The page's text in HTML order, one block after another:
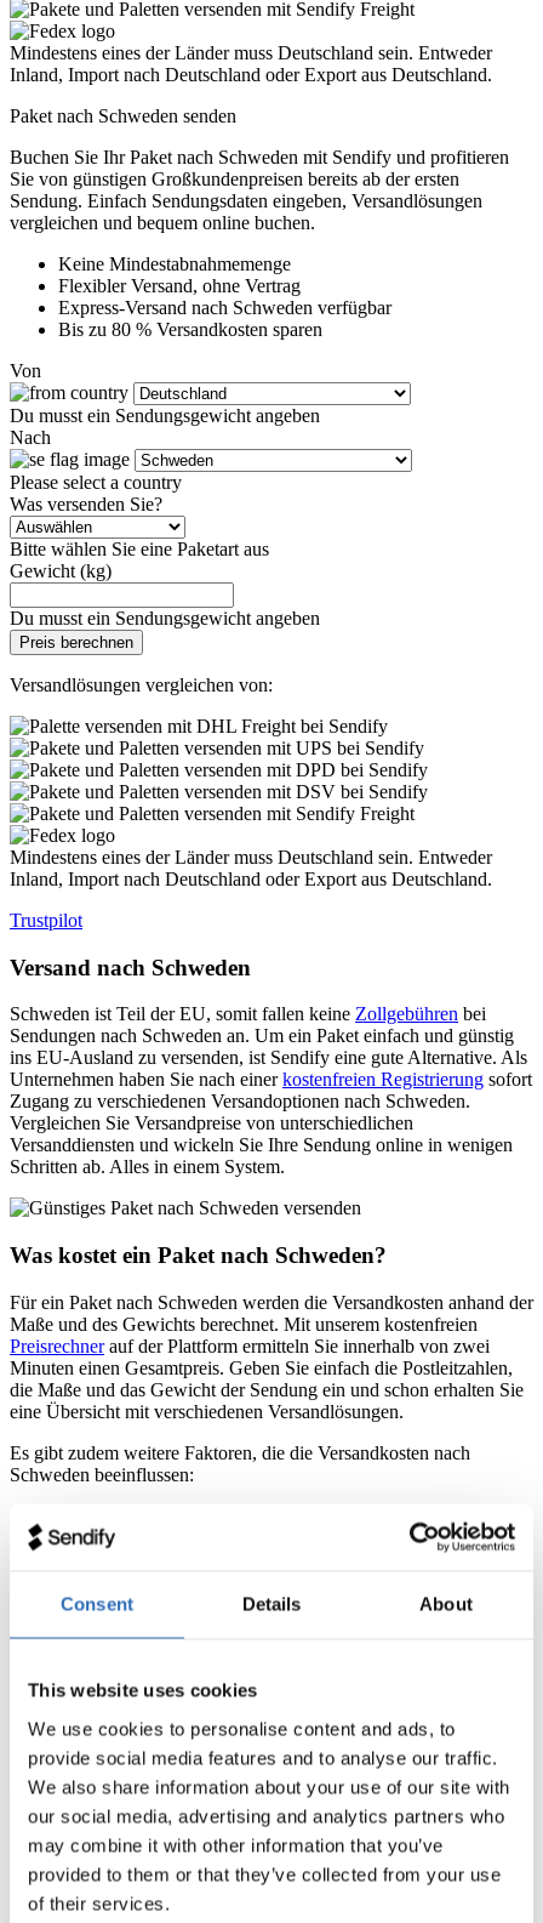
Consent Details About
This website uses cookies
We use cookies to personalise content and ads, to
provide social media features and to analyse our traffic.
We also share information about your use of our site with
our social media, advertising and analytics partners who
may combine it with other information that you’ve
provided to them or that they’ve collected from your use
of their services.
Mindestens eines der Länder muss Deutschland sein. Entweder
Inland, Import nach Deutschland oder Export aus Deutschland.
Paket nach Schweden senden
Buchen Sie Ihr Paket nach Schweden mit Sendify und profitieren
Sie von günstigen Großkundenpreisen bereits ab der ersten
Sendung. Einfach Sendungsdaten eingeben, Versandlösungen
vergleichen und bequem online buchen.
Keine Mindestabnahmemenge
Flexibler Versand, ohne Vertrag
Express-Versand nach Schweden verfügbar
Bis zu 80 % Versandkosten sparen
Von
Du musst ein Sendungsgewicht angeben
Nach
Please select a country
Was versenden Sie?
Bitte wählen Sie eine Paketart aus
Gewicht (kg)
Du musst ein Sendungsgewicht angeben
Preis berechnen
Versandlösungen vergleichen von:
Mindestens eines der Länder muss Deutschland sein. Entweder
Inland, Import nach Deutschland oder Export aus Deutschland.
Trustpilot
Versand nach Schweden
Schweden ist Teil der EU, somit fallen keine Zollgebühren bei
Sendungen nach Schweden an. Um ein Paket einfach und günstig
ins EU-Ausland zu versenden, ist Sendify eine gute Alternative. Als
Unternehmen haben Sie nach einerkostenfreien Registrierung sofort
Zugang zu verschiedenen Versandoptionen nach Schweden.
Vergleichen Sie Versandpreise von unterschiedlichen
Versanddiensten und wickeln Sie Ihre Sendung online in wenigen
Schritten ab. Alles in einem System.
Was kostet ein Paket nach Schweden?
Für ein Paket nach Schweden werden die Versandkosten anhand der
Maße und des Gewichts berechnet. Mit unserem kostenfreien
Preisrechnerauf der Plattform ermitteln Sie innerhalb von zwei
Minuten einen Gesamtpreis. Geben Sie einfach die Postleitzahlen,
die Maße und das Gewicht der Sendung ein und schon erhalten Sie
eine Übersicht mit verschiedenen Versandlösungen.
Es gibt zudem weitere Faktoren, die die Versandkosten nach
Schweden beeinflussen:
Kosten für spezielle Verpackungen oder Pfand für diePalette
Zustelloption: Privatadresse oder Unternehmensadresse
Unsere Versandpreisebasieren auf dem Gesamtversandvolumen all
unserer Nutzer, daher sind unsere Preise besonders günstig. Hier
sind einige Preisbeispiele für den Versand nach Schweden mit
Sendify:
Produkt Sendify Preis ab
10 kg Paket